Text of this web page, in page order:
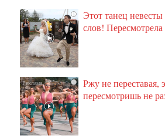
i
Этот танец невесты
слов! Пересмотрела
i
Ржу не переставая,
пересмотришь не